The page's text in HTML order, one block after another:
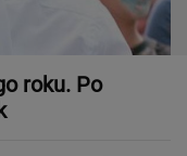
roku. Po